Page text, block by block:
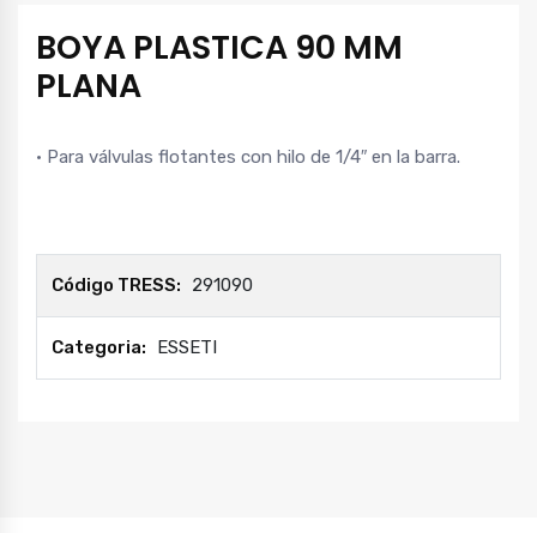
BOYA PLASTICA 90 MM
PLANA
• Para válvulas flotantes con hilo de 1/4″ en la barra.
Código TRESS: 291090
Categoria: ESSETI